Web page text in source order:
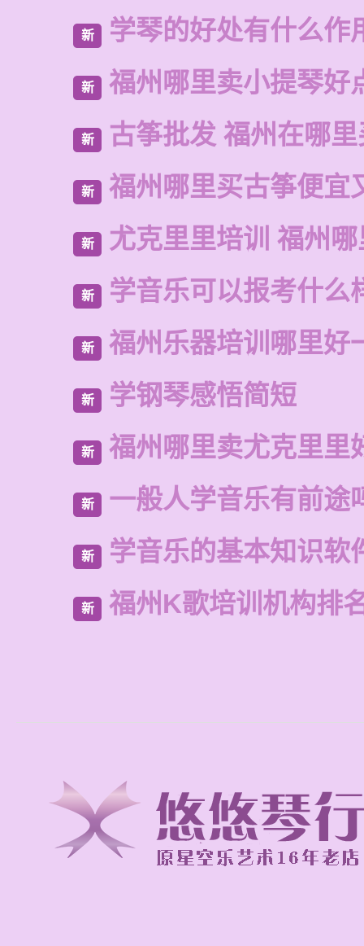
新 学琴的好处有什么作
新 福州哪里卖小提琴好
新 古筝批发 福州在哪
新 福州哪里买古筝便宜
新 尤克里里培训 福州
新 学音乐可以报考什么
新 福州乐器培训哪里好
新 学钢琴感悟简短
新 福州哪里卖尤克里里
新 一般人学音乐有前途
新 学音乐的基本知识软
新 福州K歌培训机构排